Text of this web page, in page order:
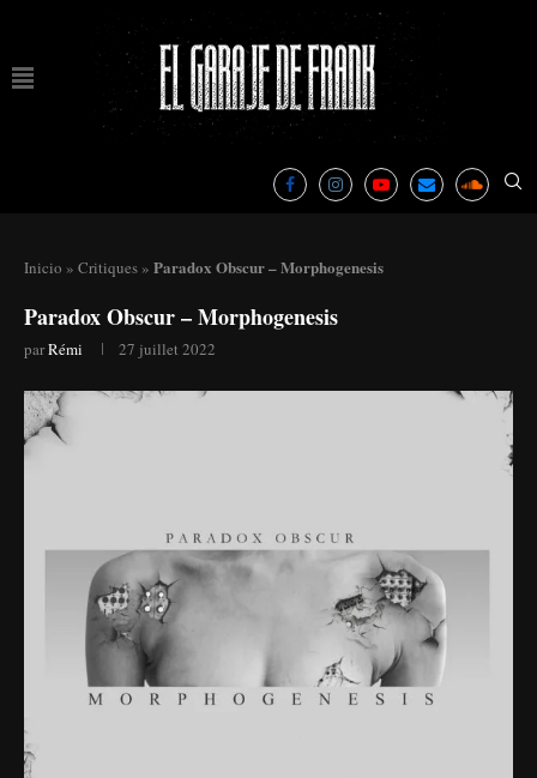
Inicio » Critiques » Paradox Obscur – Morphogenesis
Paradox Obscur – Morphogenesis
parRémi 27 juillet 2022